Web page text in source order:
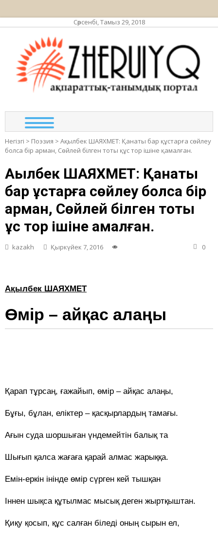
Сәрсенбі, Тамыз 29, 2018
Негізгі > Поэзия > Ақылбек ШАЯХМЕТ: Қанаты бар құстарға сөйлеу
болса бір арман, Сөйлей білген тоты құс тор ішіне қамалған.
Ақылбек ШАЯХМЕТ: Қанаты
бар құстарға сөйлеу болса бір
арман, Сөйлей білген тоты
құс тор ішіне қамалған.
kazakh Қыркүйек 7, 2016 0
Ақылбек ШАЯХМЕТ
Өмір – айқас алаңы
Қарап тұрсаң, ғажайып, өмір – айқас алаңы,
Бұғы, бұлан, еліктер – қасқырлардың тамағы.
Ағын суда шоршыған үндемейтін балық та
Шығып қалса жағаға қарай алмас жарыққа.
Емін-еркін інінде өмір сүрген кей тышқан
Іннен шықса құтылмас мысық деген жыртқыштан.
Қиқу қосып, құс салған біледі оның сырын ел,